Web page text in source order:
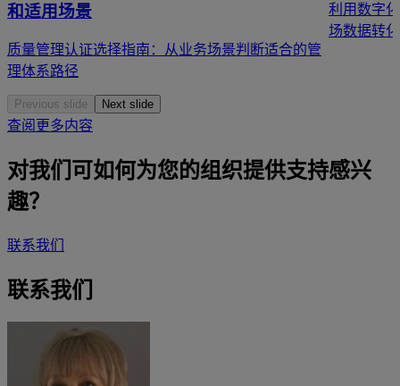
和适用场景
质量管理认证选择指南：从业务场景判断适合的管
理体系路径
利用数字
场数据转
Previous slide Next slide
查阅更多内容
对我们可如何为您的组织提供支持感兴
趣？
联系我们
联系我们